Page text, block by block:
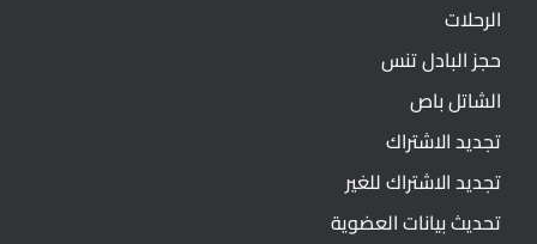
الرحلات
حجز البادل تنس
الشاتل باص
تجديد الاشتراك
تجديد الاشتراك للغير
تحديث بيانات العضوية